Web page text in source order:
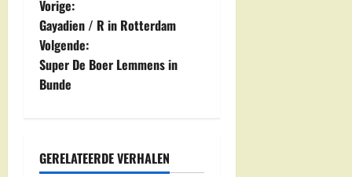
B
e
r
c
Vorige:
Gayadien / R in Rotterdam
Volgende:
Super De Boer Lemmens in
Bunde
GERELATEERDE VERHALEN